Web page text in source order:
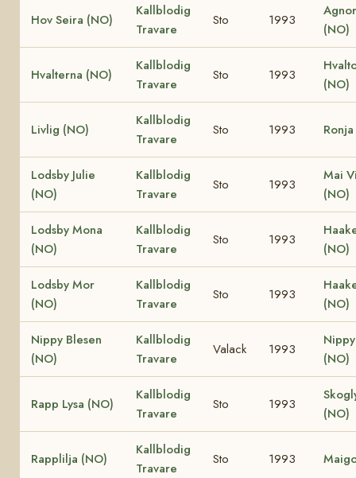
Hov Seira (NO)
Kallblodig
Travare
Sto 1993
(NO)
Hvalterna (NO)
Kallblodig
Travare
Sto 1993
(NO)
Livlig (NO)
Kallblodig
Travare
Sto 1993
Lodsby Julie
(NO)
Kallblodig
Travare
Sto 1993
Mai
(NO)
Lodsby Mona
(NO)
Kallblodig
Travare
Sto 1993
(NO)
Lodsby Mor
(NO)
Kallblodig
Travare
Sto 1993
(NO)
Nippy Blesen
(NO)
Kallblodig
Travare
Valack 1993
(NO)
Rapp Lysa (NO)
Kallblodig
Travare
Sto 1993
(NO)
Rapplilja (NO)
Kallblodig
Travare
Sto 1993